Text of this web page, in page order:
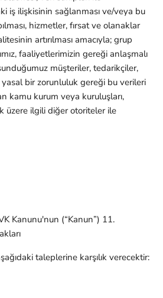
iş ilişkisinin sağlanması ve/veya bu
hizmetler, fırsat ve olanaklar
artırılması amacıyla; grup
faaliyetlerimizin gereği anlaşmalı
müşteriler, tedarikçiler,
bir zorunluluk gereği bu verileri
kamu kurum veya kuruluşları,
üzere ilgili diğer otoriteler ile
Kanunu'nun (“Kanun”) 11.
taleplerine karşılık verecektir: